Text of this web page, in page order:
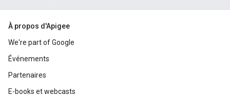
À propos d'Apigee
We're part of Google
Événements
Partenaires
E-books et webcasts